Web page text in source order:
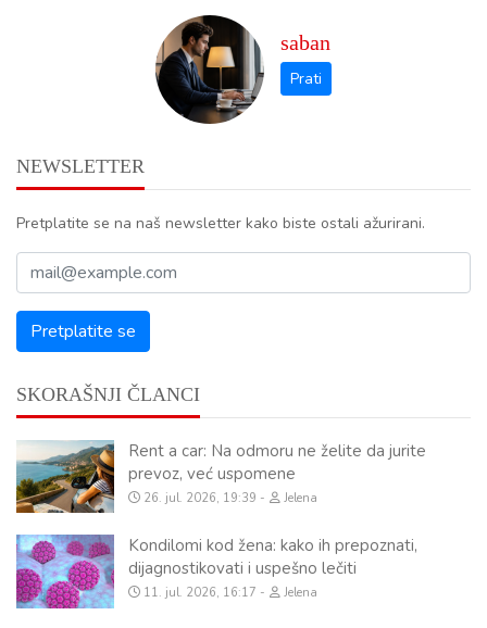
saban
NEWSLETTER
Pretplatite se na naš newsletter kako biste ostali ažurirani.
SKORAŠNJI ČLANCI
Rent a car: Na odmoru ne želite da jurite
prevoz, već uspomene
26. jul. 2026, 19:39 Jelena
Kondilomi kod žena: kako ih prepoznati,
dijagnostikovati i uspešno lečiti
11. jul. 2026, 16:17 Jelena